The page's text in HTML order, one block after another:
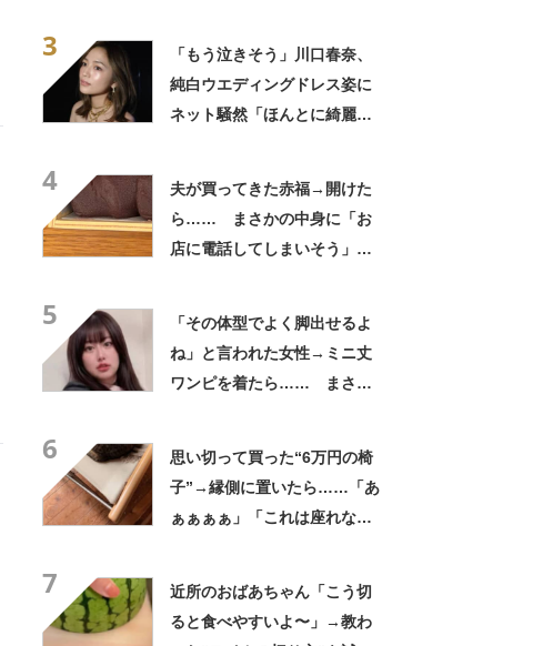
3
「もう泣きそう」川口春奈、
純白ウエディングドレス姿に
ネット騒然「ほんとに綺麗」
4
夫が買ってきた赤福→開けた
ら…… まさかの中身に「お
店に電話してしまいそう」
5
「その体型でよく脚出せるよ
ね」と言われた女性→ミニ丈
ワンピを着たら…… まさか
6
思い切って買った“6万円の椅
子”→縁側に置いたら……「あ
ぁぁぁぁ」「これは座れな
7
近所のおばあちゃん「こう切
ると食べやすいよ〜」→教わ